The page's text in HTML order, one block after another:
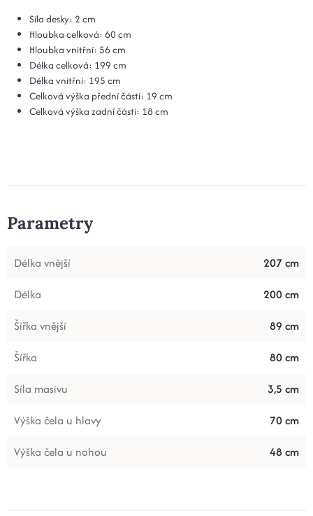
Síla desky: 2 cm
Hloubka celková: 60 cm
Hloubka vnitřní: 56 cm
Délka celková: 199 cm
Délka vnitřní: 195 cm
Celková výška přední části: 19 cm
Celková výška zadní části: 18 cm
Parametry
Délka vnější
207 cm
Délka
200 cm
Šířka vnější
89 cm
Šířka
80 cm
Síla masivu
3,5 cm
Výška čela u hlavy
70 cm
Výška čela u nohou
48 cm